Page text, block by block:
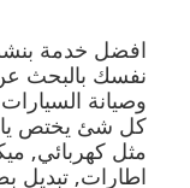
القادسية
99009551
افضل خدمة
نفسك بالبحث
وصيانة
كل شئ يختص
مثل كهربائي,
اطارات, تبديل